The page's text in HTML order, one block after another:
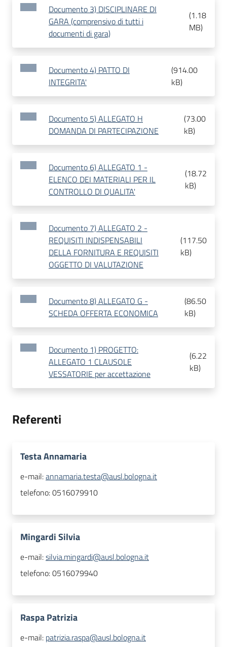
Documento 3) DISCIPLINARE DI
GARA (comprensivo di tutti i
documenti di gara)
(1.18
MB)
Documento 4) PATTO DI
INTEGRITA'
(914.00
kB)
Documento 5) ALLEGATO H
DOMANDA DI PARTECIPAZIONE
(73.00
kB)
Documento 6) ALLEGATO 1 -
ELENCO DEI MATERIALI PER IL
CONTROLLO DI QUALITA'
(18.72
kB)
Documento 7) ALLEGATO 2 -
REQUISITI INDISPENSABILI
DELLA FORNITURA E REQUISITI
OGGETTO DI VALUTAZIONE
(117.50
kB)
Documento 8) ALLEGATO G -
SCHEDA OFFERTA ECONOMICA
(86.50
kB)
Documento 1) PROGETTO:
ALLEGATO 1 CLAUSOLE
VESSATORIE per accettazione
(6.22
kB)
Referenti
Testa Annamaria
e-mail:annamaria.testa@ausl.bologna.it
telefono:0516079910
Mingardi Silvia
e-mail:silvia.mingardi@ausl.bologna.it
telefono:0516079940
Raspa Patrizia
e-mail: patrizia.raspa@ausl.bologna.it